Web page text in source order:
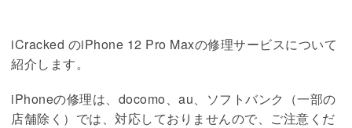
iCracked のiPhone 12 Pro Maxの修理サービスについて
紹介します。
iPhoneの修理は、docomo、au、ソフトバンク（一部の
店舗除く）では、対応しておりませんので、ご注意くだ